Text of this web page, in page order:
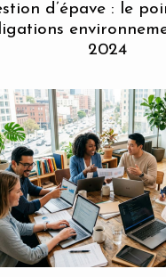
d’épave : le
2024